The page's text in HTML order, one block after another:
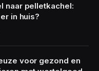
naar pelletkachel:
in huis?
voor gezond en